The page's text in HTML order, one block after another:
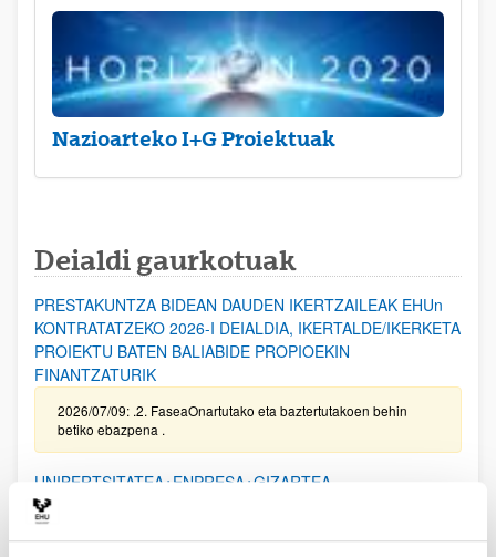
Nazioarteko I+G Proiektuak
Deialdi gaurkotuak
PRESTAKUNTZA BIDEAN DAUDEN IKERTZAILEAK EHUn
KONTRATATZEKO 2026-I DEIALDIA, IKERTALDE/IKERKETA
PROIEKTU BATEN BALIABIDE PROPIOEKIN
FINANTZATURIK
2026/07/09: .2. FaseaOnartutako eta baztertutakoen behin
betiko ebazpena .
UNIBERTSITATEA+ENPRESA+GIZARTEA
HARREMANAREN INPAKTUA EX POST EBALUATZEKO
PROIEKTUEN DEIALDIA